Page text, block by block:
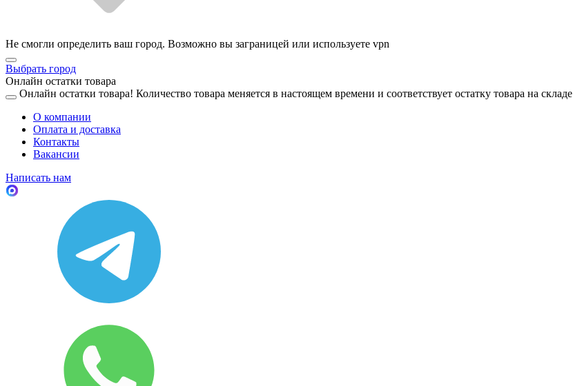
Не смогли определить ваш город. Возможно вы заграницей или используете vpn
Выбрать город
Онлайн остатки товара
Онлайн остатки товара! Количество товара меняется в настоящем времени и соответствует остатку товара на складе
О компании
Оплата и доставка
Контакты
Вакансии
Написать нам